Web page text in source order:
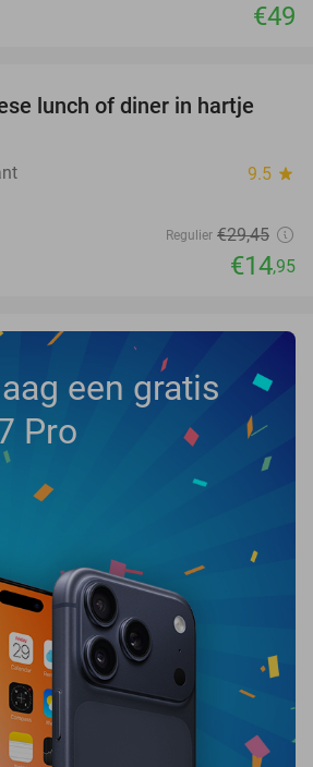
€49
49%
lunch of diner in hartje
9.5 star
Regulier €29,45
€14,95
een gratis
Pro